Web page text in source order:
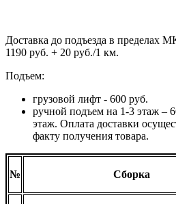
Доставка до подъезда в
1190 руб. + 20 руб./1 км.
Подъем:
грузовой лифт - 600 руб.
ручной подъем на 1-3 этаж –
этаж. Оплата доставки
факту получения товара.
№ Сборка